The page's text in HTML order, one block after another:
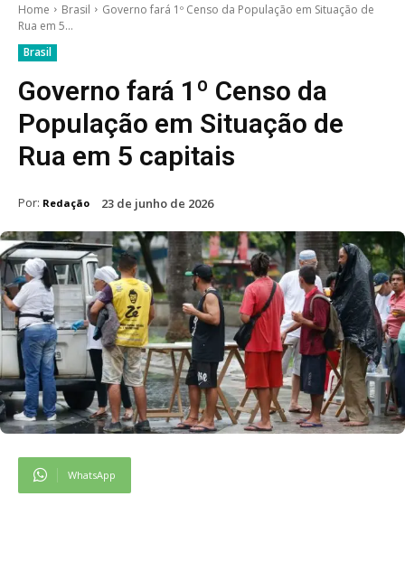
Home Brasil
Governo fará 1º Censo da População em Situação de
Rua em 5...
Brasil
Governo fará 1º Censo da
População em Situação de
Rua em 5 capitais
Por: Redação 23 de junho de 2026
WhatsApp